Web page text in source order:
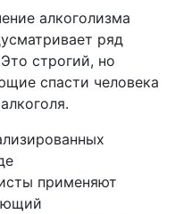
алкоголизма
ряд
строгий, но
спасти человека
применяют